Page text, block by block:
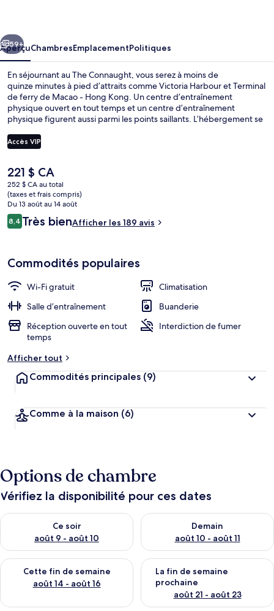
Suivant
59+
AperçuChambresEmplacementPolitiques
En séjournant au The Connaught, vous serez à moins de
quinze minutes à pied d’attraits comme Victoria Harbour et Terminal
de ferry de Macao - Hong Kong. Un centre d’entraînement
physique ouvert en tout temps et un centre d’entraînement
physique figurent aussi parmi les points saillants. L’hébergement se
Eastern Street Tram Stop est à quelques pas et Western Street Tram
Stop se trouve à 4 minutes.
Accès VIP
Le
prix
actuel
est
de 221 $ CA
221 $ CA
252 $ CA au total
(taxes et frais compris)
Du 13 août au 14 août
Avis
8,48,4 sur 10 –
Très bienAfficher les 189 avis
Commodités populaires
Wi-Fi gratuit
Climatisation
Salle d’entraînement
Buanderie
Réception ouverte en tout
temps
Interdiction de fumer
Afficher tout
Commodités principales (9)
Comme à la maison (6)
Options de chambre
Vérifiez la disponibilité pour ces dates
Ce soir
août 9 - août 10
Vérifier la disponibilité pour ce soir août 9 - août 10
Demain
août 10 - août 11
Vérifier la disponibilité pour
Cette fin de semaine
août 14 - août 16
Vérifier la disponibilité pour cette fin de semaine août 14 -
La fin de semaine
prochaine
août 21 - août 23
Vérifier la disponibilité pour